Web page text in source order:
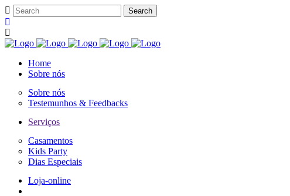
Home
Sobre nós
Sobre nós
Testemunhos & Feedbacks
Serviços
Casamentos
Kids Party
Dias Especiais
Loja-online